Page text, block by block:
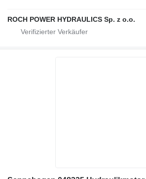
ROCH POWER HYDRAULICS Sp. z o.o.